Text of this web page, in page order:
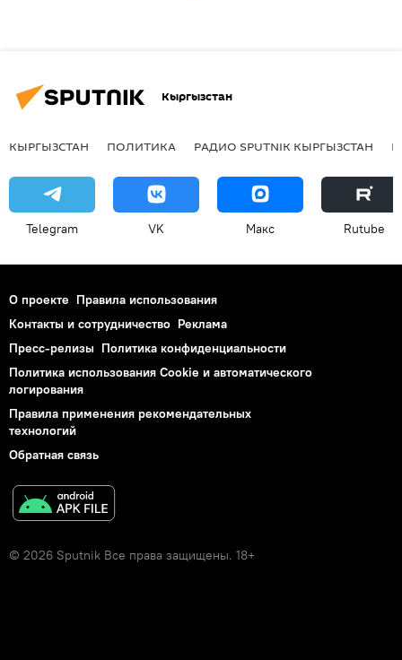
Кыргызстан
КЫРГЫЗСТАН ПОЛИТИКА РАДИО SPUTNIK КЫРГЫЗСТАН
Telegram VK Макс Rutube
О проекте Правила использования
Контакты и сотрудничество Реклама
Пресс-релизы Политика конфиденциальности
Политика использования Cookie и автоматического
логирования
Правила применения рекомендательных
технологий
Обратная связь
© 2026 Sputnik Все права защищены. 18+